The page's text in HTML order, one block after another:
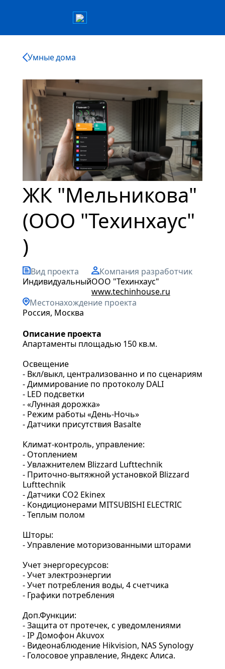
Умные дома
ЖК "Мельникова"
(ООО "Техинхаус"
)
Вид проекта
индивидуальный
Компания разработчик
ООО "Техинхаус"
www.techinhouse.ru
Местонахождение проекта
Россия, Москва
Описание проекта
Апартаменты площадью 150 кв.м.
Освещение
- Вкл/выкл, централизованно и по сценариям
- Диммирование по протоколу DALI
- LED подсветки
- «Лунная дорожка»
- Режим работы «День-Ночь»
- Датчики присутствия Basalte
Климат-контроль, управление:
- Отоплением
- Увлажнителем Blizzard Lufttechnik
- Приточно-вытяжной установкой Blizzard
Lufttechnik
- Датчики СО2 Ekinex
- Кондиционерами МITSUBISHI ЕLECTRIC
- Теплым полом
Шторы:
- Управление моторизованными шторами
Учет энергоресурсов:
- Учет электроэнергии
- Учет потребления воды, 4 счетчика
- Графики потребления
Доп.Функции:
- Защита от протечек, с уведомлениями
- IP Домофон Akuvox
- Видеонаблюдение Hikvision, NAS Synology
- Голосовое управление, Яндекс Алиса.